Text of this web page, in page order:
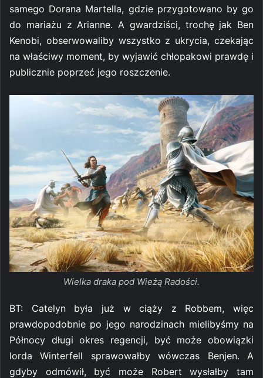
samego Dorana Martella, gdzie przygotowano by go
do mariażu z Arianne. A gwardziści, trochę jak Ben
Kenobi, obserwowaliby wszystko z ukrycia, czekając
na właściwy moment, by wyjawić chłopakowi prawdę i
publicznie poprzeć jego roszczenie.
Wielka draka pod Wieżą Radości.
BT: Catelyn była już w ciąży z Robbem, więc
prawdopodobnie po jego narodzinach mielibyśmy na
Północy długi okres regencji, być może obowiązki
lorda Winterfell sprawowałby wówczas Benjen. A
gdyby odmówił, być może Robert wysłałby tam